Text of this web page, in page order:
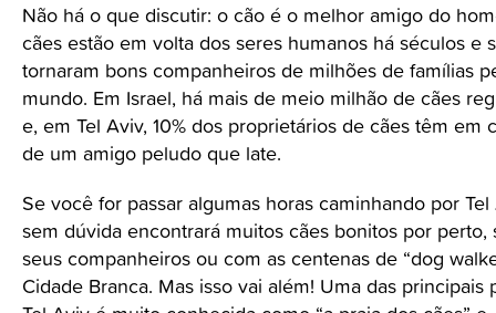
Não há o que discutir: o cão é o melhor amigo do
cães estão em volta dos seres humanos há séculos e
tornaram bons companheiros de milhões de famílias
mundo. Em Israel, há mais de meio milhão de cães
e, em Tel Aviv, 10% dos proprietários de cães têm em
de um amigo peludo que late.
Se você for passar algumas horas caminhando por Tel
sem dúvida encontrará muitos cães bonitos por perto,
seus companheiros ou com as centenas de “dog
Cidade Branca. Mas isso vai além! Uma das principais